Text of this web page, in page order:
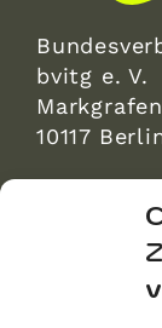
bvitg e. V.
10117
10117 Berlin